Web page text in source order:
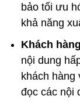
bảo tối ưu
khả năng
Khách
nội dung
khách hàng
đọc các nội